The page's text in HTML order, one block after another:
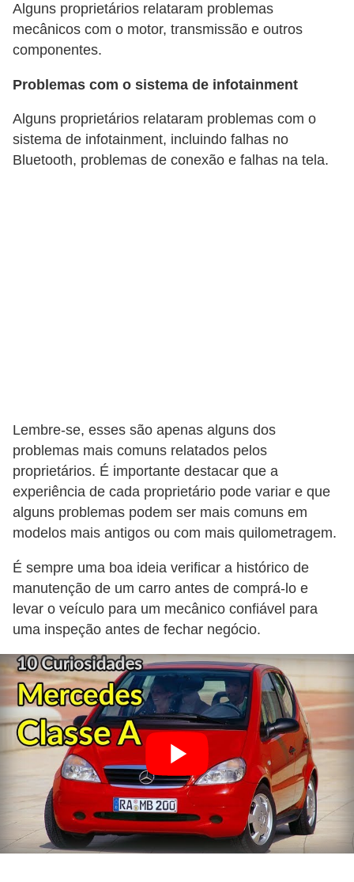
Alguns proprietários relataram problemas
mecânicos com o motor, transmissão e outros
componentes.
Problemas com o sistema de infotainment
Alguns proprietários relataram problemas com o
sistema de infotainment, incluindo falhas no
Bluetooth, problemas de conexão e falhas na tela.
Lembre-se, esses são apenas alguns dos
problemas mais comuns relatados pelos
proprietários. É importante destacar que a
experiência de cada proprietário pode variar e que
alguns problemas podem ser mais comuns em
modelos mais antigos ou com mais quilometragem.
É sempre uma boa ideia verificar a histórico de
manutenção de um carro antes de comprá-lo e
levar o veículo para um mecânico confiável para
uma inspeção antes de fechar negócio.